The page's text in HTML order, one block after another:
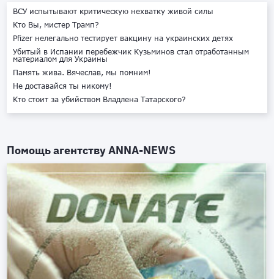
ВСУ испытывают критическую нехватку живой силы
Кто Вы, мистер Трамп?
Pfizer нелегально тестирует вакцину на украинских детях
Убитый в Испании перебежчик Кузьминов стал отработанным
материалом для Украины
Память жива. Вячеслав, мы помним!
Не доставайся ты никому!
Кто стоит за убийством Владлена Татарского?
Помощь агентствуANNA-NEWS